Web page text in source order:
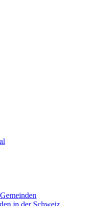
in der Schweiz